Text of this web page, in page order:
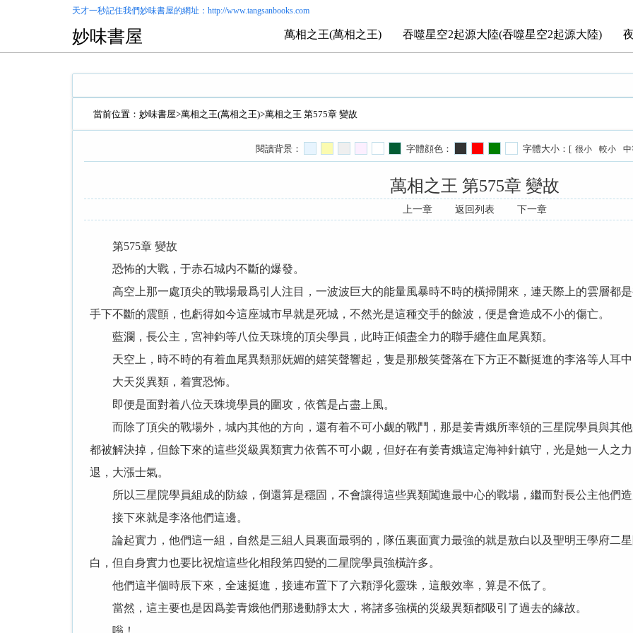
天才一秒記住我們妙味書屋的網址：http://www.tangsanbooks.com
妙味書屋 萬相之王(萬相之王) 吞噬星空2起源大陸(吞噬星空2起源大陸)
當前位置： 妙味書屋>萬相之王(萬相之王)>萬相之王 第575章 變故
閱讀背景： 字體顔色： 字體大小：[ 很小 較小 中
萬相之王 第575章 變故
上一章 返回列表 下一章
第575章 變故
恐怖的大戰，于赤石城内不斷的爆發。
高空上那一處頂尖的戰場最爲引人注目，一波波巨大的能量風暴時不時的橫掃開來，連天際上的雲層都
手下不斷的震顫，也虧得如今這座城市早就是死城，不然光是這種交手的餘波，便是會造成不小的傷亡。
藍瀾，長公主，宮神鈞等八位天珠境的頂尖學員，此時正傾盡全力的聯手纏住血尾異類。
天空上，時不時的有着血尾異類那妩媚的嬉笑聲響起，隻是那般笑聲落在下方正不斷挺進的李洛等人耳
大天災異類，着實恐怖。
即便是面對着八位天珠境學員的圍攻，依舊是占盡上風。
而除了頂尖的戰場外，城内其他的方向，還有着不可小觑的戰鬥，那是姜青娥所率領的三星院學員與其
都被解決掉，但餘下來的這些災級異類實力依舊不可小觑，但好在有姜青娥這定海神針鎮守，光是她一人之
退，大漲士氣。
所以三星院學員組成的防線，倒還算是穩固，不會讓得這些異類闖進最中心的戰場，繼而對長公主他們
接下來就是李洛他們這邊。
論起實力，他們這一組，自然是三組人員裏面最弱的，隊伍裏面實力最強的就是敖白以及聖明王學府二
白，但自身實力也要比祝煊這些化相段第四變的二星院學員強橫許多。
他們這半個時辰下來，全速挺進，接連布置下了六顆淨化靈珠，這般效率，算是不低了。
當然，這主要也是因爲姜青娥他們那邊動靜太大，将諸多強橫的災級異類都吸引了過去的緣故。